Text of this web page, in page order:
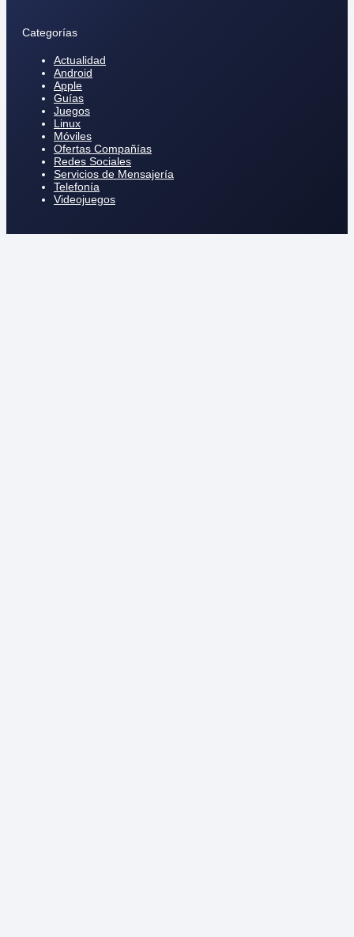
Categorías
Actualidad
Android
Apple
Guías
Juegos
Linux
Móviles
Ofertas Compañías
Redes Sociales
Servicios de Mensajería
Telefonía
Videojuegos